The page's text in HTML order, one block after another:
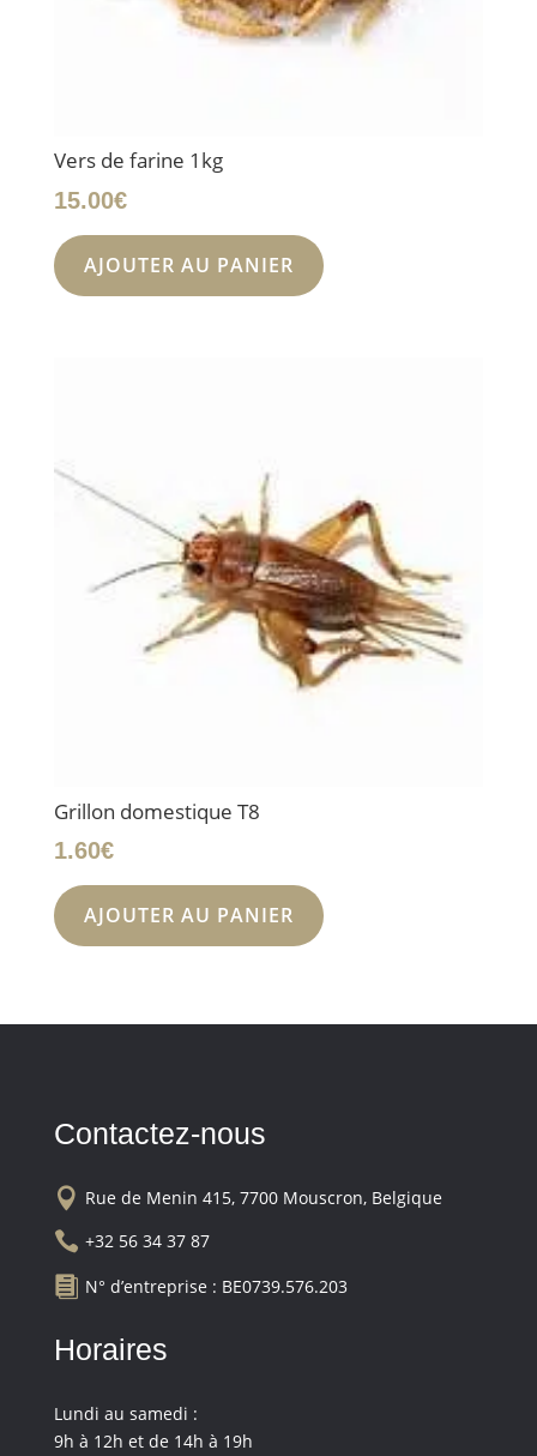
Vers de farine 1kg
15.00€
AJOUTER AU PANIER
Grillon domestique T8
1.60€
AJOUTER AU PANIER
Contactez-nous
 Rue de Menin 415, 7700 Mouscron, Belgique
 +32 56 34 37 87
 N° d’entreprise : BE0739.576.203
Horaires
Lundi au samedi :
9h à 12h et de 14h à 19h